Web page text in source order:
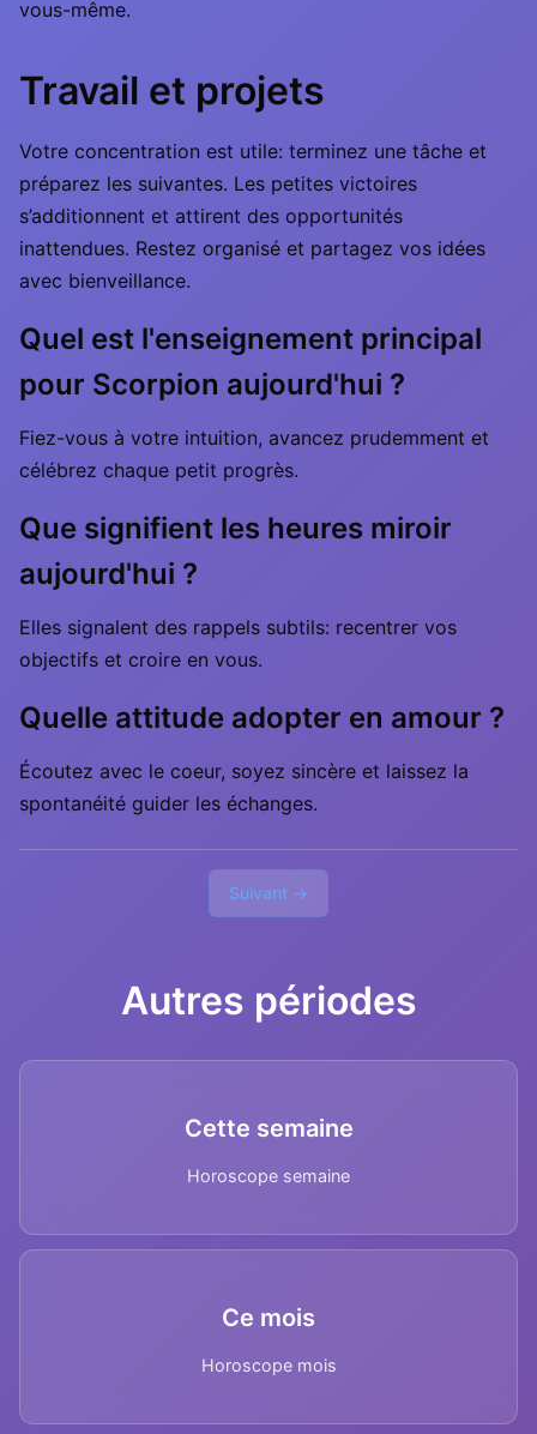
vous-même.
Travail et projets
Votre concentration est utile: terminez une tâche et
préparez les suivantes. Les petites victoires
s’additionnent et attirent des opportunités
inattendues. Restez organisé et partagez vos idées
avec bienveillance.
Quel est l'enseignement principal
pour Scorpion aujourd'hui ?
Fiez-vous à votre intuition, avancez prudemment et
célébrez chaque petit progrès.
Que signifient les heures miroir
aujourd'hui ?
Elles signalent des rappels subtils: recentrer vos
objectifs et croire en vous.
Quelle attitude adopter en amour ?
Écoutez avec le coeur, soyez sincère et laissez la
spontanéité guider les échanges.
Suivant →
Autres périodes
Cette semaine
Horoscope semaine
Ce mois
Horoscope mois